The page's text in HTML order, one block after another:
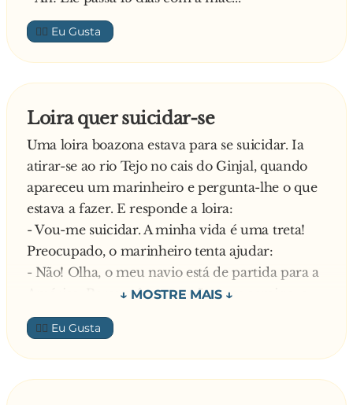
👍🏼
Loira quer suicidar-se
Uma loira boazona estava para se suicidar. Ia
atirar-se ao rio Tejo no cais do Ginjal, quando
apareceu um marinheiro e pergunta-lhe o que
estava a fazer. E responde a loira:
- Vou-me suicidar. A minha vida é uma treta!
Preocupado, o marinheiro tenta ajudar:
- Não! Olha, o meu navio está de partida para a
América. Porque é que tu não vens comigo, e
depois pensas o que fazer? Se ao chegares lá,
ainda quiseres suicidar-te, pelo menos
conheceste a América.
A loira achou a proposta razoável e seguiu com
👍🏼